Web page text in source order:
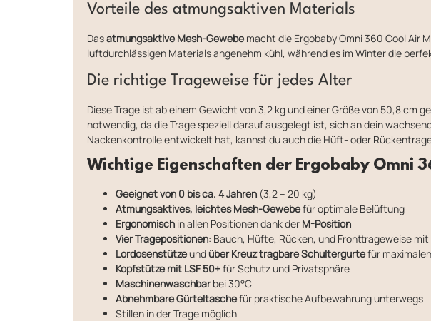
Vorteile des atmungsaktiven Materials
Dasatmungsaktive Mesh-Gewebe macht die Ergobaby Omni 360 Cool Air
luftdurchlässigen Materials angenehm kühl, während es im Winter die
Die richtige Trageweise für jedes Alter
Diese Trage ist ab einem Gewicht von 3,2 kg und einer Größe von 50,8 cm
notwendig, da die Trage speziell darauf ausgelegt ist, sich an dein
Nackenkontrolle entwickelt hat, kannst du auch die Hüft- oder
Wichtige Eigenschaften der Ergobaby Omni
Geeignet von 0 bis ca. 4 Jahren (3,2 – 20 kg)
Atmungsaktives, leichtes Mesh-Gewebefür optimale Belüftung
Ergonomisch in allen Positionen dank der M-Position
Vier Tragepositionen: Bauch, Hüfte, Rücken, und Fronttrageweise
Lordosenstützeundüber Kreuz tragbare Schultergurtefür
Kopfstütze mit LSF 50+für Schutz und Privatsphäre
Maschinenwaschbarbei 30°C
Abnehmbare Gürteltaschefür praktische Aufbewahrung unterwegs
Stillen in der Trage möglich